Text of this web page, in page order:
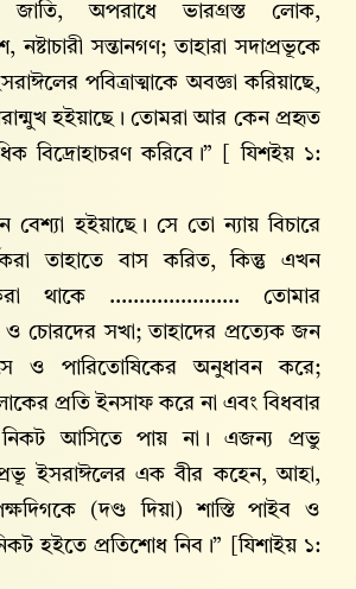
জাতি, অপরাধে ভারগ্রস্ত লোক,
নষ্টাচারী সন্তানগণ; তাহারা সদাপ্রভূকে
পবিত্রাত্মাকে অবজ্ঞা করিয়াছে,
হইয়াছে। তোমরা আর কেন প্রহৃত
বিদ্রোহাচরণ করিবে।” [ যিশইয় ১:
বেশ্যা হইয়াছে। সে তো ন্যায় বিচারে
তাহাতে বাস করিত, কিন্তু এখন
থাকে ...................... তোমার
ও চোরদের সখা; তাহাদের প্রত্যেক জন
ও পারিতোষিকের অনুধাবন করে;
প্রতি ইনসাফ করে না এবং বিধবার
নিকট আসিতে পায় না। এজন্য প্রভু
ইসরাঈলের এক বীর কহেন, আহা,
(দণ্ড দিয়া) শাস্তি পাইব ও
হইতে প্রতিশোধ নিব।” [যিশাইয় ১: